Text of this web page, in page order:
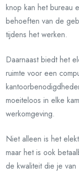
knop kan het bureau
behoeften van de
tijdens het werken.
Daarnaast biedt het
ruimte voor een
moeiteloos in elke
werkomgeving.
Niet alleen is het
maar het is ook
de kwaliteit die je